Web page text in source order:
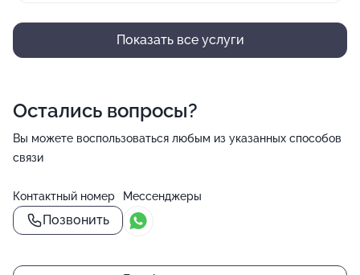
Показать все услуги
Остались вопросы?
Вы можете воспользоваться любым из указанных способов
связи
Контактный номер
Позвонить
Мессенджеры